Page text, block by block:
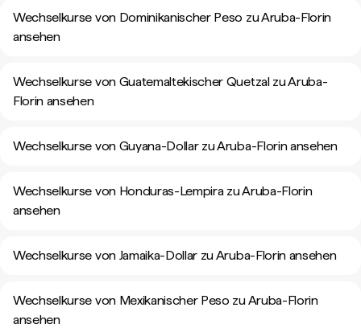
Wechselkurse von Dominikanischer Peso zu Aruba-Florin
ansehen
Wechselkurse von Guatemaltekischer Quetzal zu Aruba-
Florin ansehen
Wechselkurse von Guyana-Dollar zu Aruba-Florin ansehen
Wechselkurse von Honduras-Lempira zu Aruba-Florin
ansehen
Wechselkurse von Jamaika-Dollar zu Aruba-Florin ansehen
Wechselkurse von Mexikanischer Peso zu Aruba-Florin
ansehen